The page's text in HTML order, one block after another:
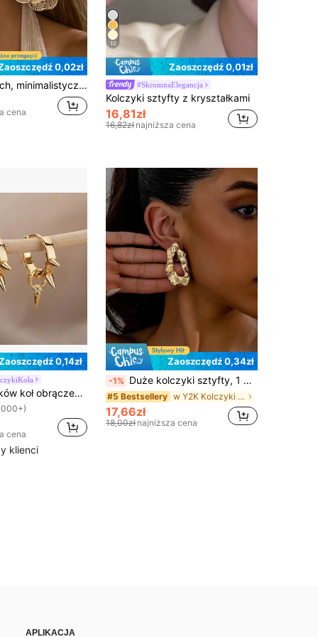
0,02zł
1 para modnych, minimalistycznych, metalowych kolczyków w kształcie kwiatków, eleganckie kolczyki odpowiednie do codziennego noszenia, na imprezy, randki i oficjalne wydarzenia
cena
10
Zaoszczędź 0,01zł
#SkromnaElegancja
Kolczyki sztyfty z kryształkami
16,81zł
16,82zł najniższa cena
0,14zł
1 para kolczyków koł obrączek punk z kolcami i nitami dla kobiet, pozłacanych 18K, w kolorze srebrnym, kolczyki huggie, kolczyki na chrząstkę do piercingu, gotycka biżuteria, akcesoria
cena
klienci
Zaoszczędź 0,34zł
-1% Duże kolczyki sztyfty, 1 para
#5 Bestsellery w Y2K Kolczyki damskie
17,66zł
18,00zł najniższa cena
APLIKACJA